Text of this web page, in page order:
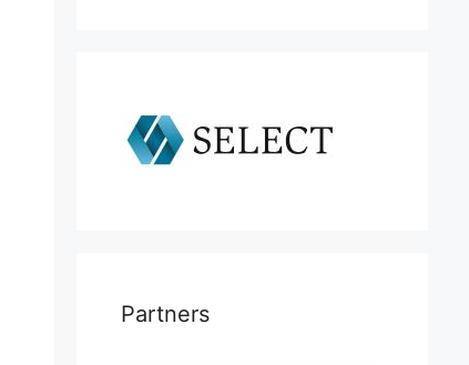
Partners